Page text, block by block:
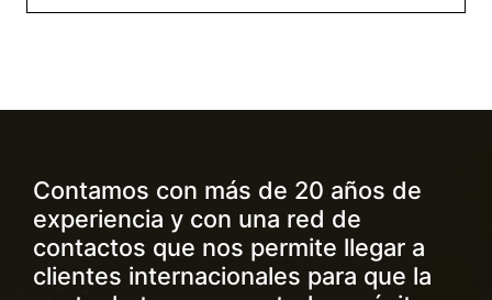
Contamos con más de 20 años de
experiencia y con una red de
contactos que nos permite llegar a
clientes internacionales para que la